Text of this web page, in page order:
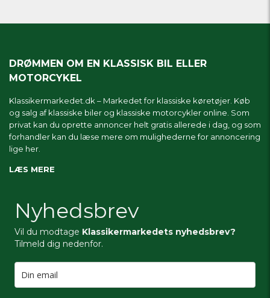
DRØMMEN OM EN KLASSISK BIL ELLER
MOTORCYKEL
Klassikermarkedet.dk – Markedet for klassiske køretøjer. Køb
og salg af klassiske biler og klassiske motorcykler online. Som
privat kan du oprette annoncer helt gratis allerede i dag, og som
forhandler kan du læse mere om mulighederne for annoncering
lige her.
LÆS MERE
Nyhedsbrev
Vil du modtage Klassikermarkedets nyhedsbrev?
Tilmeld dig nedenfor.